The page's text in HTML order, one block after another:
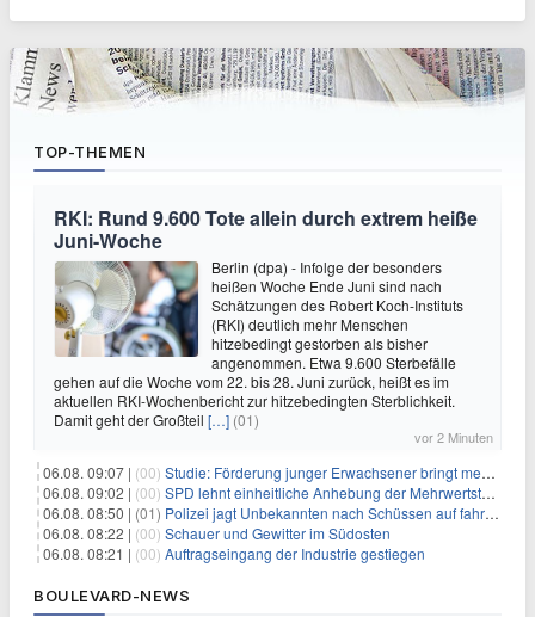
TOP-THEMEN
RKI: Rund 9.600 Tote allein durch extrem heiße
Juni-Woche
Berlin (dpa) - Infolge der besonders
heißen Woche Ende Juni sind nach
Schätzungen des Robert Koch-Instituts
(RKI) deutlich mehr Menschen
hitzebedingt gestorben als bisher
angenommen. Etwa 9.600 Sterbefälle
gehen auf die Woche vom 22. bis 28. Juni zurück, heißt es im
aktuellen RKI-Wochenbericht zur hitzebedingten Sterblichkeit.
Damit geht der Großteil […] (01)
vor 2 Minuten
06.08. 09:07 | (00) Studie: Förderung junger Erwachsener bringt mehr als bei Älteren
06.08. 09:02 | (00) SPD lehnt einheitliche Anhebung der Mehrwertsteuer ab
06.08. 08:50 | (01) Polizei jagt Unbekannten nach Schüssen auf fahrendes Auto
06.08. 08:22 | (00) Schauer und Gewitter im Südosten
06.08. 08:21 | (00) Auftragseingang der Industrie gestiegen
BOULEVARD-NEWS